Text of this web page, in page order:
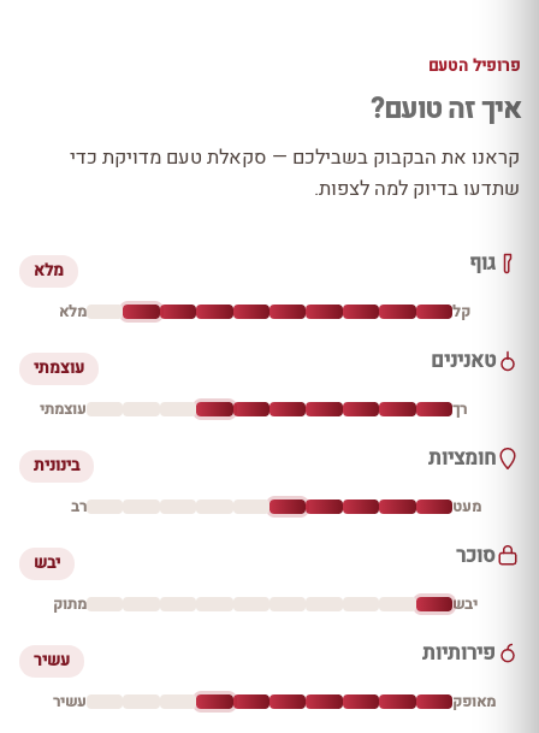
פרופיל הטעם
איך זה טועם?
קראנו את הבקבוק בשבילכם — סקאלת טעם מדויקת כדי
שתדעו בדיוק למה לצפות.
גוף מלא
קל מלא
טאנינים עוצמתי
רך עוצמתי
חומציות בינונית
מעט רב
סוכר יבש
יבש מתוק
פירותיות עשיר
מאופק עשיר